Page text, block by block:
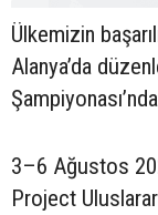
Ülkemizin
Alanya’da
3–6 Ağustos
Project